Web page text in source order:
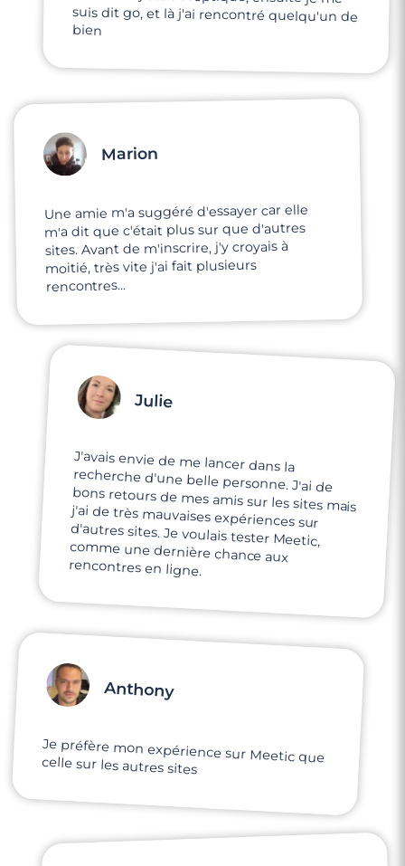
bien
Marion
Une amie m'a suggéré d'essayer car elle
m'a dit que c'était plus sur que d'autres
sites. Avant de m'inscrire, j'y croyais à
moitié, très vite j'ai fait plusieurs
rencontres...
Julie
J'avais envie de me lancer dans la
recherche d'une belle personne. J'ai de
bons retours de mes amis sur les sites mais
j'ai de très mauvaises expériences sur
d'autres sites. Je voulais tester Meetic,
comme une dernière chance aux
rencontres en ligne.
Anthony
Je préfère mon expérience sur Meetic que
celle sur les autres sites